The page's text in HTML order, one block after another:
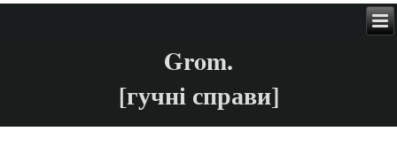
Grom.
[гучні справи]